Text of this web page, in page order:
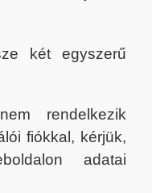
két egyszerű
rendelkezik
fiókkal, kérjük,
adatai